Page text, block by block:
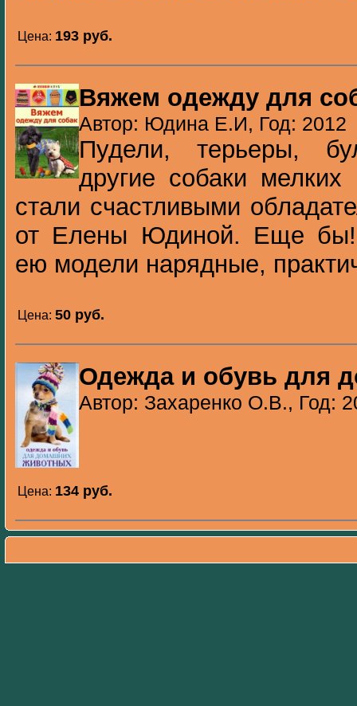
Цена: 193 pуб.
Вяжем одежду для
Автор: Юдина Е.И, Год: 2012
Пудели, терьеры,
другие собаки
стали счастливыми
от Елены Юдиной. Еще бы!
ею модели нарядные,
Цена: 50 pуб.
Одежда и обувь для
Автор: Захаренко О.В., Год:
Цена: 134 pуб.